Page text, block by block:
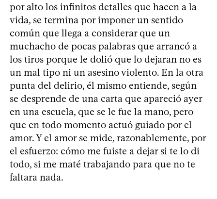
por alto los infinitos detalles que hacen a la
vida, se termina por imponer un sentido
común que llega a considerar que un
muchacho de pocas palabras que arrancó a
los tiros porque le dolió que lo dejaran no es
un mal tipo ni un asesino violento. En la otra
punta del delirio, él mismo entiende, según
se desprende de una carta que apareció ayer
en una escuela, que se le fue la mano, pero
que en todo momento actuó guiado por el
amor. Y el amor se mide, razonablemente, por
el esfuerzo: cómo me fuiste a dejar si te lo di
todo, si me maté trabajando para que no te
faltara nada.